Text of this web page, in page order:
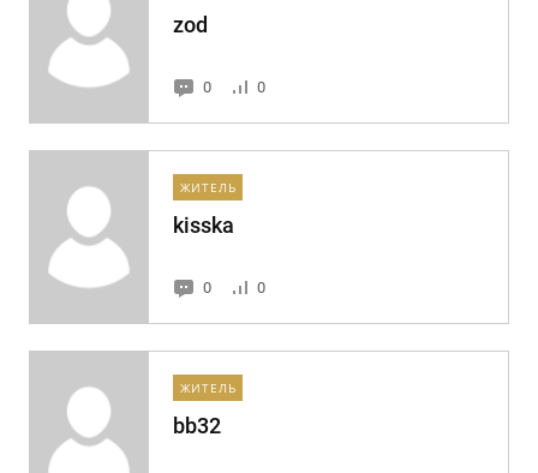
zod
0 0
ЖИТЕЛЬ
kisska
0 0
ЖИТЕЛЬ
bb32